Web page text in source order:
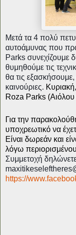
Μετά τα 4 πολύ
αυτοάμυνας που
Parks συνεχίζουμε
θυμηθούμε τις
θα τις
καινούριες.
Roza Parks
Για την
υποχρεωτικό να
Είναι δωρεάν και
λόγω
Συμμετοχή
https://